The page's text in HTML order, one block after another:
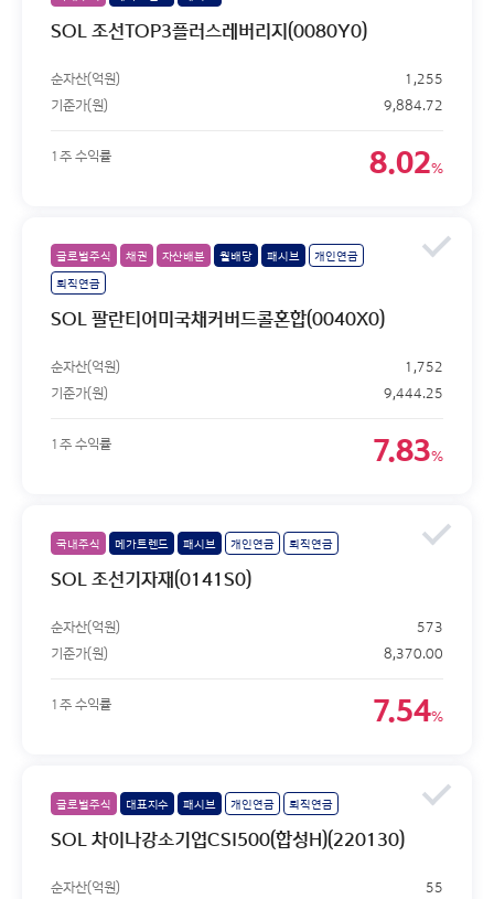
SOL 조선TOP3플러스레버리지(0080Y0)
순자산(억원)
1,255
기준가(원)
9,884.72
1주 수익률 8.02%
글로벌주식 채권 자산배분 월배당 패시브
개인연금
퇴직연금
SOL 팔란티어미국채커버드콜혼합(0040X0)
순자산(억원)
1,752
기준가(원)
9,444.25
1주 수익률 7.83%
국내주식 메가트렌드 패시브 개인연금 퇴직연금
SOL 조선기자재(0141S0)
순자산(억원)
573
기준가(원)
8,370.00
1주 수익률 7.54%
글로벌주식 대표지수 패시브 개인연금 퇴직연금
SOL 차이나강소기업CSI500(합성H)(220130)
순자산(억원)
55